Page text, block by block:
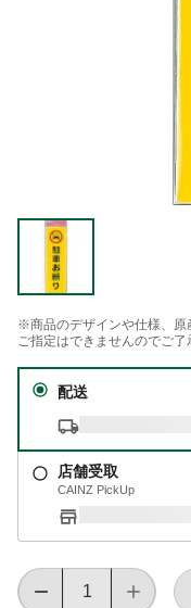
※商品のデザインや仕様、原
ご指定はできませんのでご了
配送
店舗受取
CAINZ PickUp